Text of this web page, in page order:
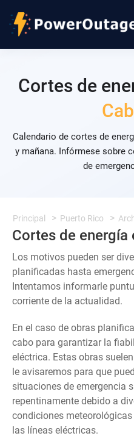
Cortes de
Calendario de cortes de
y mañana. Infórmese sobre
de
Principal Puerto Rico
Cortes de energía
Los motivos pueden ser
planificadas hasta
Intentamos informarle
corriente de la actualidad.
En el caso de obras
cabo para garantizar la
eléctrica. Estas obras
le avisaremos para que
situaciones de emergencia
repentinamente debido a
condiciones
las líneas eléctricas.